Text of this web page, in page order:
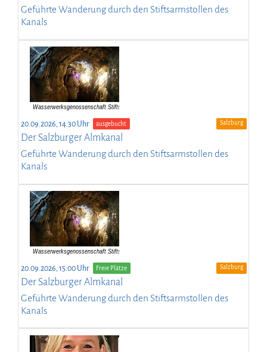
Geführte Wanderung durch den Stiftsarmstollen des
Kanals
20.09.2026, 14:30 Uhr ausgebucht Salzburg
Der Salzburger Almkanal
Geführte Wanderung durch den Stiftsarmstollen des
Kanals
20.09.2026, 15:00 Uhr Freie Plätze Salzburg
Der Salzburger Almkanal
Geführte Wanderung durch den Stiftsarmstollen des
Kanals